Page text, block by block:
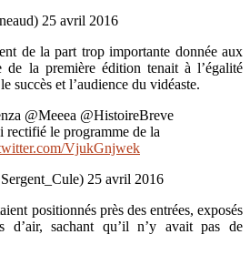
25 avril 2016
de la part trop importante donnée aux
de la première édition tenait à l’égalité
succès et l’audience du vidéaste.
@Meeea @HistoireBreve
rectifié le programme de la
VjukGnjwek
25 avril 2016
positionnés près des entrées, exposés
d’air, sachant qu’il n’y avait pas de